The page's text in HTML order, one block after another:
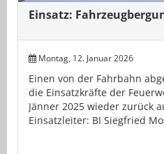
Einsatz:
Montag, 12. Januar 2026
Einen von der Fahrbahn
die Einsatzkräfte der
Jänner 2025 wieder zurück
Einsatzleiter: BI Siegfried